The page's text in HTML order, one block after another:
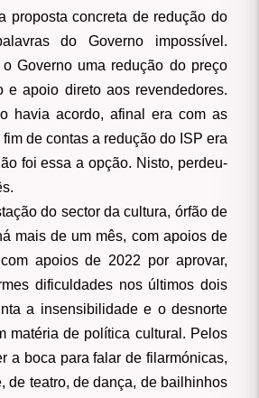
proposta concreta de redução do
do Governo impossível.
Governo uma redução do preço
e apoio direto aos revendedores.
havia acordo, afinal era com as
de contas a redução do ISP era
foi essa a opção. Nisto, perdeu-
do sector da cultura, órfão de
mais de um mês, com apoios de
apoios de 2022 por aprovar,
dificuldades nos últimos dois
a insensibilidade e o desnorte
matéria de política cultural. Pelos
a boca para falar de filarmónicas,
de teatro, de dança, de bailhinhos